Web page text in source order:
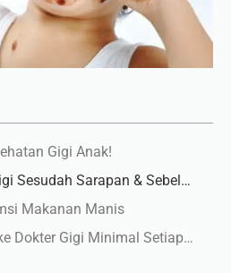
Gigi Anak!
Menggosok Gigi Sesudah Sarapan & Sebelum Tidur
Makanan Manis
Kontrol Rutin ke Dokter Gigi Minimal Setiap 6 Bulan Sekali